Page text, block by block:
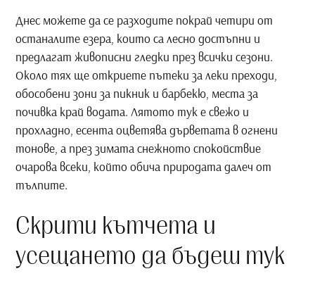
Днес можете да се разходите покрай четири от
останалите езера, които са лесно достъпни и
предлагат живописни гледки през всички сезони.
Около тях ще откриете пътеки за леки преходи,
обособени зони за пикник и барбекю, места за
почивка край водата. Лятото тук е свежо и
прохладно, есента оцветява дърветата в огнени
тонове, а през зимата снежното спокойствие
очарова всеки, който обича природата далеч от
тълпите.
Скрити кътчета и
усещането да бъдеш тук